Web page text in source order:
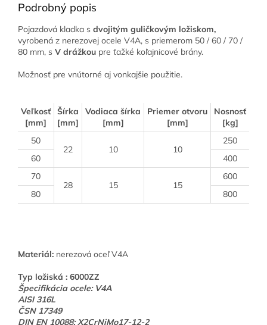
Podrobný popis
Pojazdová kladka s dvojitým guličkovým ložiskom,
vyrobená z nerezovej ocele V4A, s priemerom 50 / 60 / 70 /
80 mm, s V drážkou pre ťažké koľajnicové brány.
Možnosť pre vnútorné aj vonkajšie použitie.
Veľkosť
[mm]
Šírka
[mm]
Vodiaca šírka
[mm]
Priemer otvoru
[mm]
Nosnosť
[kg]
50
22
10 10
250
60
400
70
28
15 15
600
80
800
Materiál: nerezová oceľ V4A
Typ ložiská : 6000ZZ
Špecifikácia ocele: V4A
AISI 316L
ČSN 17349
DIN EN 10088: X2CrNiMo17-12-2